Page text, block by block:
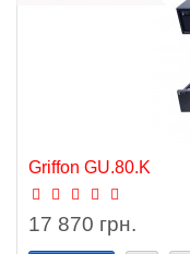
Griffon GU.80.K
17 870 грн.